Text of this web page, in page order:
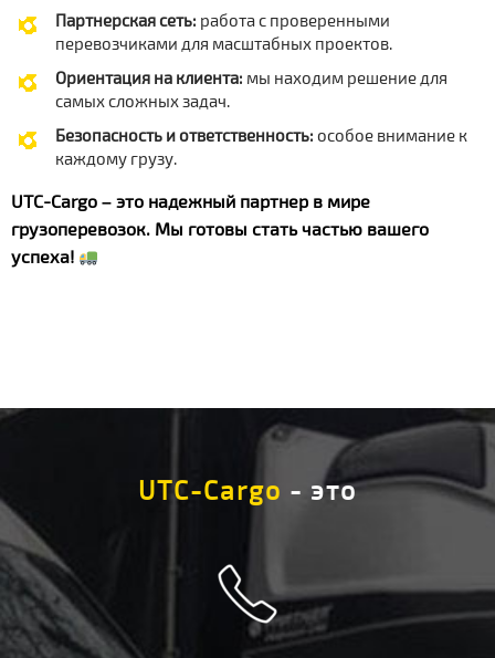
Партнерская сеть: работа с проверенными
перевозчиками для масштабных проектов.
Ориентация на клиента: мы находим решение для
самых сложных задач.
Безопасность и ответственность: особое внимание к
каждому грузу.
UTC-Cargo – это надежный партнер в мире
грузоперевозок. Мы готовы стать частью вашего
успеха!
UTC-Cargo - это